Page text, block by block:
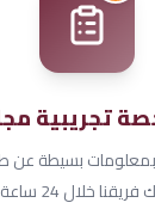
تجريبية
بمعلومات بسيطة
خلال 24 ساعة.